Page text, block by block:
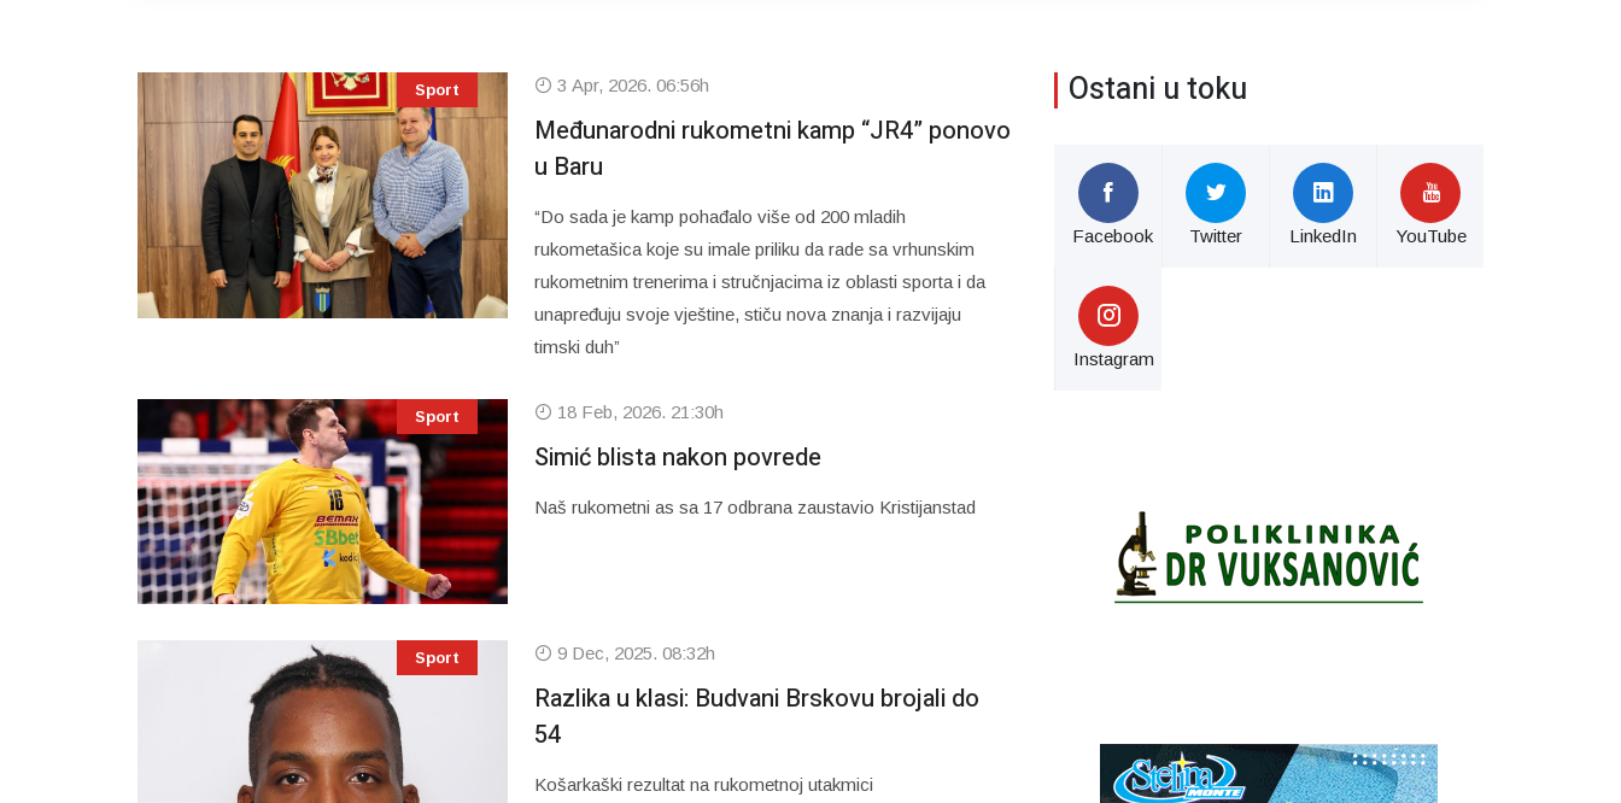
Sport 3 Apr, 2026. 06:56h
Međunarodni rukometni kamp “JR4” ponovo
u Baru
“Do sada je kamp pohađalo više od 200 mladih
rukometašica koje su imale priliku da rade sa vrhunskim
rukometnim trenerima i stručnjacima iz oblasti sporta i da
unapređuju svoje vještine, stiču nova znanja i razvijaju
timski duh”
Sport 18 Feb, 2026. 21:30h
Simić blista nakon povrede
Naš rukometni as sa 17 odbrana zaustavio Kristijanstad
Sport 9 Dec, 2025. 08:32h
Razlika u klasi: Budvani Brskovu brojali do
54
Košarkaški rezultat na rukometnoj utakmici
Ostani u toku
Facebook Twitter LinkedIn YouTube
Instagram